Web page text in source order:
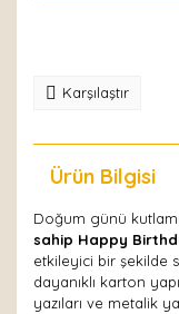
Karşılaştır
Ürün Bilgisi
Doğum günü
sahip Happy
etkileyici bir şekilde
dayanıklı karton
yazıları ve metalik